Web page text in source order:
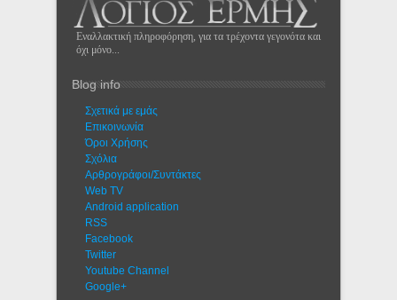
Εναλλακτική πληροφόρηση, για τα τρέχοντα γεγονότα και
όχι μόνο...
Blog info
Σχετικά με εμάς
Eπικοινωνία
Όροι Χρήσης
Σχόλια
Αρθρογράφοι/Συντάκτες
Web TV
Android application
RSS
Facebook
Twitter
Youtube Channel
Google+